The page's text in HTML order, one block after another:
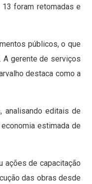
foram retomadas e
públicos, o que
A gerente de serviços
destaca como a
analisando editais de
estimada de
ações de capacitação
das obras desde